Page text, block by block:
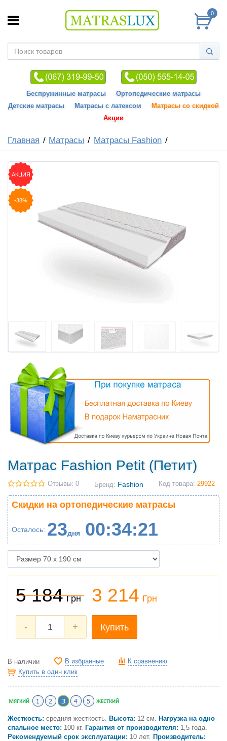
0
Беспружинные матрасы
Ортопедические матрасы
Детские матрасы
Матрасы с латексом
Матрасы со скидкой
Акции
Главная Матрасы Матрасы Fashion
АКЦИЯ
-38%
Матрас Fashion Petit (Петит)
Отзывы: 0 Бренд: Fashion Код товара: 29922
Скидки на ортопедические матрасы
Осталось 23дня 00 34 20
5 184 Грн 3 214 Грн
- + Купить
В наличии В избранные
К сравнению
Купить в один клик
Жесткость: средняя жесткость. Высота: 12 см.
Нагрузка на одно
спальное место: 100 кг. Гарантия от производителя: 1,5 года.
Рекомендуемый срок эксплуатации: 10 лет.
Производитель: